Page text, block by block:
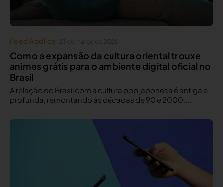
Feed Apólice
Como a expansão da cultura oriental trouxe
animes grátis para o ambiente digital oficial no
Brasil
A relação do Brasil com a cultura pop japonesa é antiga e
profunda, remontando às décadas de 90 e 2000,...